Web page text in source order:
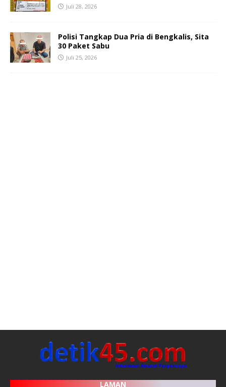
Juli 28, 2026
Polisi Tangkap Dua Pria di Bengkalis, Sita
30 Paket Sabu
Juli 25, 2026
LAMAN